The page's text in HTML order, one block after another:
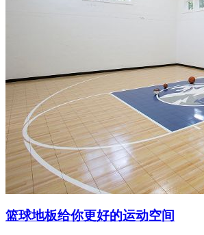
篮球地板给你更好的运动空间